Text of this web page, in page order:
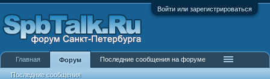
Войти или зарегистрироваться
Главная Форум
Последние сообщения
Последние сообщения на форуме